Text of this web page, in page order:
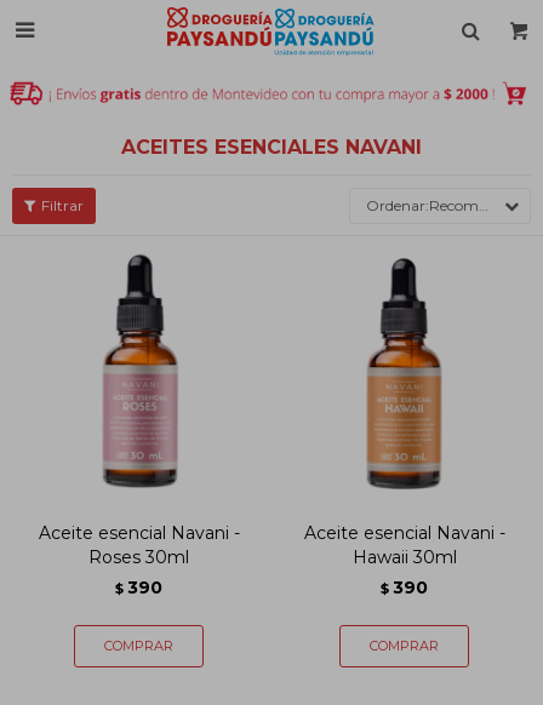

ACEITES ESENCIALES NAVANI
Recomendados
Aceite esencial Navani -
Roses 30ml
$ 390
Aceite esencial Navani -
Hawaii 30ml
$ 390